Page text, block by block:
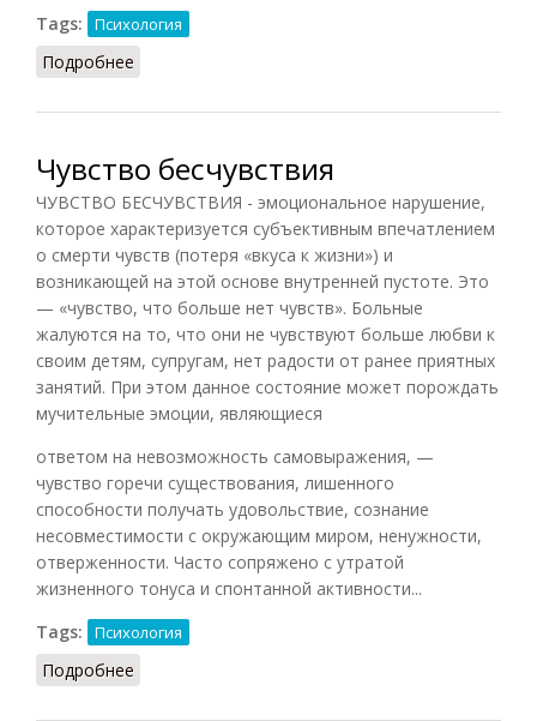
Tags:
Психология
Подробнее
Чувство бесчувствия
ЧУВСТВО БЕСЧУВСТВИЯ - эмоциональное нарушение,
которое характеризуется субъективным впечатлением
о смерти чувств (потеря «вкуса к жизни») и
возникающей на этой основе внутренней пустоте. Это
— «чувство, что больше нет чувств». Больные
жалуются на то, что они не чувствуют больше любви к
своим детям, супругам, нет радости от ранее приятных
занятий. При этом данное состояние может порождать
мучительные эмоции, являющиеся
ответом на невозможность самовыражения, —
чувство горечи существования, лишенного
способности получать удовольствие, сознание
несовместимости с окружающим миром, ненужности,
отверженности. Часто сопряжено с утратой
жизненного тонуса и спонтанной активности...
Tags:
Психология
Подробнее